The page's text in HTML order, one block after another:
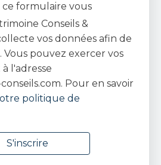
formulaire vous
Conseils &
vos données afin de
pouvez exercer vos
l'adresse
Pour en savoir
politique de